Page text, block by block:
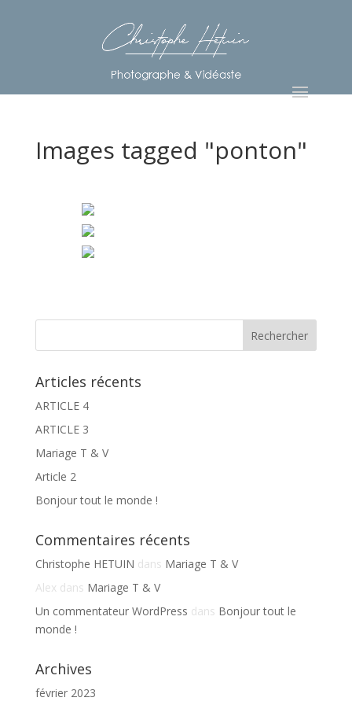
Images tagged "ponton"
Articles récents
ARTICLE 4
ARTICLE 3
Mariage T & V
Article 2
Bonjour tout le monde !
Commentaires récents
Christophe HETUIN dans Mariage T & V
Alex dans Mariage T & V
Un commentateur WordPress dans Bonjour tout le
monde !
Archives
février 2023